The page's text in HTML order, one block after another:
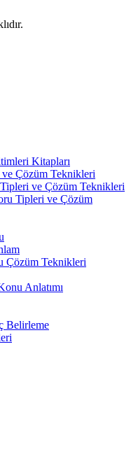
Kitapları
Çözüm Teknikleri
Tipleri ve Çözüm Teknikleri
Tipleri ve Çözüm
Çözüm Teknikleri
Anlatımı
Belirleme